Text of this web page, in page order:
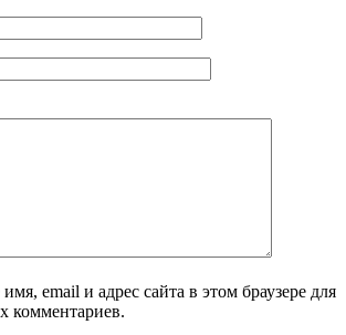
email и адрес сайта в этом браузере для
комментариев.